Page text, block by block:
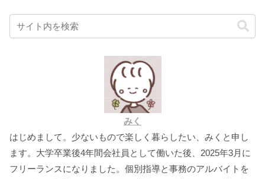
みく
はじめまして。少ないもので楽しく暮らしたい、みくと申し
ます。大学卒業後4年間会社員として働いた後、2025年3月に
フリーランスになりました。個別指導と事務のアルバイトを